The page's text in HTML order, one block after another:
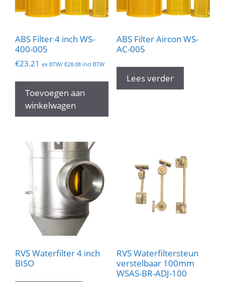
ABS Filter 4 inch WS-
400-005
€23.21 ex BTW/ €28.08 incl BTW
Toevoegen aan
winkelwagen
ABS Filter Aircon WS-
AC-005
Lees verder
RVS Waterfilter 4 inch
BISO
RVS Waterfiltersteun
verstelbaar 100mm
WSAS-BR-ADJ-100